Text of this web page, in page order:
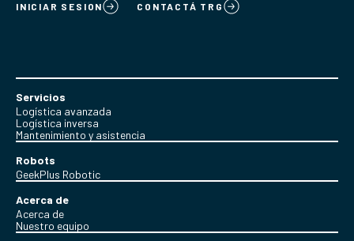
INICIAR SESION CONTACTÁ TRG
Servicios
Logística avanzada
Logística inversa
Mantenimiento y asistencia
Robots
GeekPlus Robotic
Acerca de
Acerca de
Nuestro equipo